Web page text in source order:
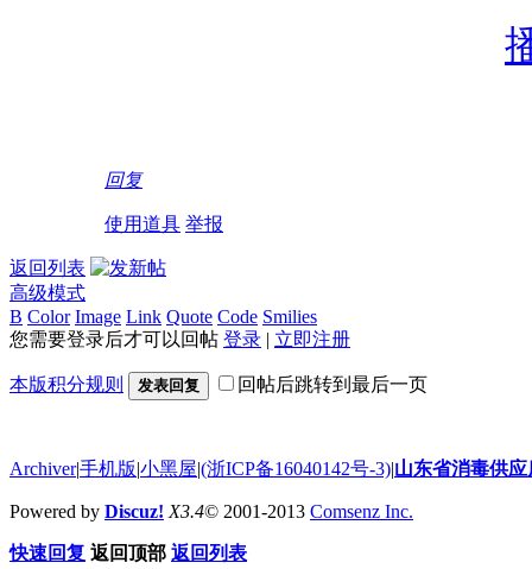
回复
使用道具 举报
返回列表
高级模式
B Color Image Link Quote Code Smilies
您需要登录后才可以回帖 登录 | 立即注册
本版积分规则 发表回复 回帖后跳转到最后一页
Archiver|手机版|小黑屋|(浙ICP备16040142号-3)|山东省消毒供
Powered by Discuz! X3.4© 2001-2013 Comsenz Inc.
快速回复 返回顶部 返回列表